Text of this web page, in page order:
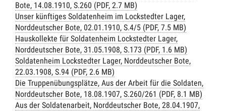
Bote, 14.08.1910, S.260 (PDF, 2.7 MB)
Unser künftiges Soldatenheim im Lockstedter Lager,
Norddeutscher Bote, 02.01.1910, S.4/5 (PDF, 7.5 MB)
Hauskollekte für Soldatenheim Lockstedter Lager,
Norddeutscher Bote, 31.05.1908, S.173 (PDF, 1.6 MB)
Soldatenheim Lockstedter Lager, Norddeutscher Bote,
22.03.1908, S.94 (PDF, 2.6 MB)
Die Truppenübungsplätze, Aus der Arbeit für die Soldaten,
Norddeutscher Bote, 18.08.1907, S.260/261 (PDF, 8.1 MB)
Aus der Soldatenarbeit, Norddeutscher Bote, 28.04.1907,